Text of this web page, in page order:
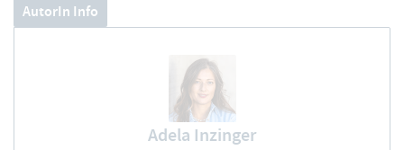
AutorIn Info
Adela Inzinger